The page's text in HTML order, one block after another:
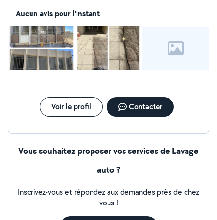
monteur/démonteur échafaudage de pied et roulant et
types de travaux de peinture Intérieur/Extérieure
rénovation et/ou neuf pour tout types de travail veuillez
me contacter cordialement merci.
Aucun avis pour l'instant
Voir le profil Contacter
Vous souhaitez proposer vos services de Lavage
auto ?
Inscrivez-vous et répondez aux demandes près de chez
vous !